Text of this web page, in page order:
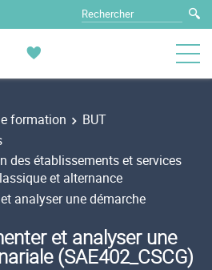
formation
BUT
des établissements et services
et alternance
analyser une démarche
et analyser une
(SAE402_CSCG)